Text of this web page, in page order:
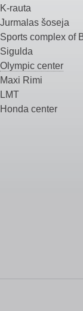
K-rauta
Jurmalas šoseja
Sports complex of
Sigulda
Olympic center
Maxi Rimi
LMT
Honda center